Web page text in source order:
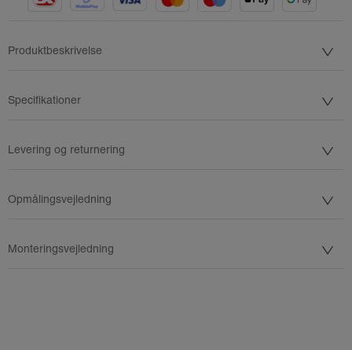
Produktbeskrivelse
Specifikationer
Levering og returnering
Opmålingsvejledning
Monteringsvejledning